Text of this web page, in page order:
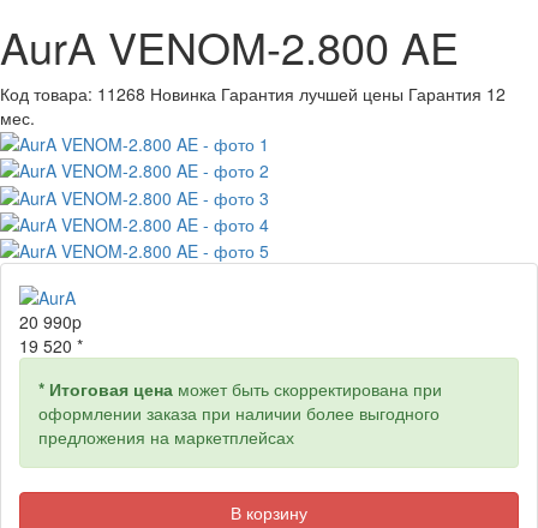
AurA VENOM-2.800 AE
Код товара: 11268 Новинка Гарантия лучшей цены Гарантия 12
мес.
20 990p
19 520 *
* Итоговая цена может быть скорректирована при
оформлении заказа при наличии более выгодного
предложения на маркетплейсах